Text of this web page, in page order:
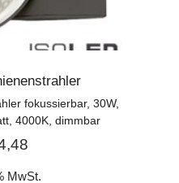
fokussierbar, 30W,
4000K, dimmbar
MwSt.